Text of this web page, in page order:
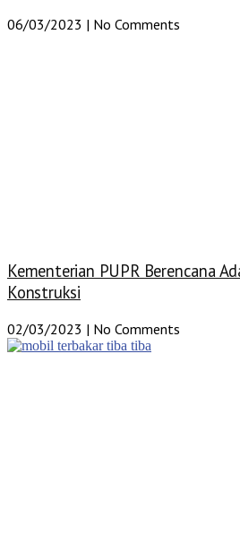
06/03/2023 No Comments
Kementerian PUPR Berencana
Konstruksi
02/03/2023 No Comments